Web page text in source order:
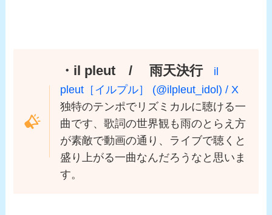
・il pleut / 雨天決行
il
pleut［イルプル］ (@ilpleut_idol) / X
独特のテンポでリズミカルに聴ける一
曲です、歌詞の世界観も雨のとらえ方
が素敵で動画の通り、ライブで聴くと
盛り上がる一曲なんだろうなと思いま
す。